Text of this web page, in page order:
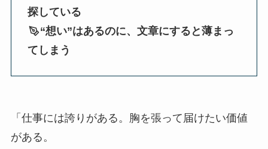
探している
“想い”はあるのに、文章にすると薄まっ
てしまう
「仕事には誇りがある。胸を張って届けたい価値
がある。